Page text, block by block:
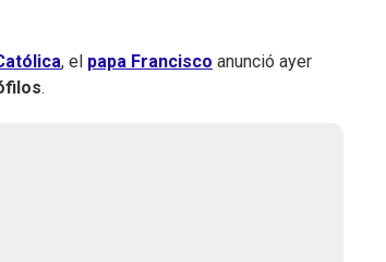
, el papa Francisco anunció ayer
.